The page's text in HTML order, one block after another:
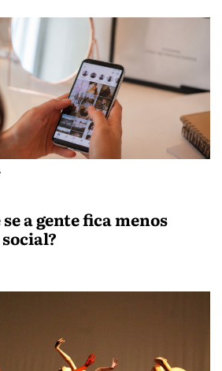
a gente fica menos